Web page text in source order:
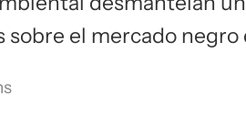
sobre el mercado